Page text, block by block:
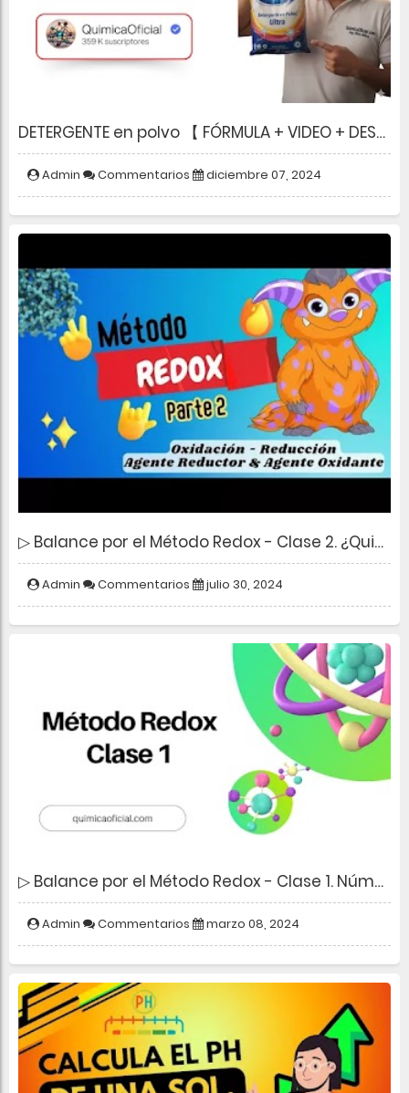
DETERGENTE en polvo 【 FÓRMULA + VIDEO + DESCARGA 】
Admin Commentarios diciembre 07, 2024
▷ Balance por el Método Redox - Clase 2. ¿Quién se Oxida y Quién se reduce?
Admin Commentarios julio 30, 2024
▷ Balance por el Método Redox - Clase 1. Número de Oxidación
Admin Commentarios marzo 08, 2024